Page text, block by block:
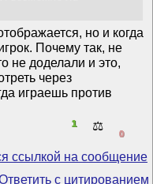
но и когда
Почему так, не
не доделали и это,
через
играешь против
1 ⚖️
0